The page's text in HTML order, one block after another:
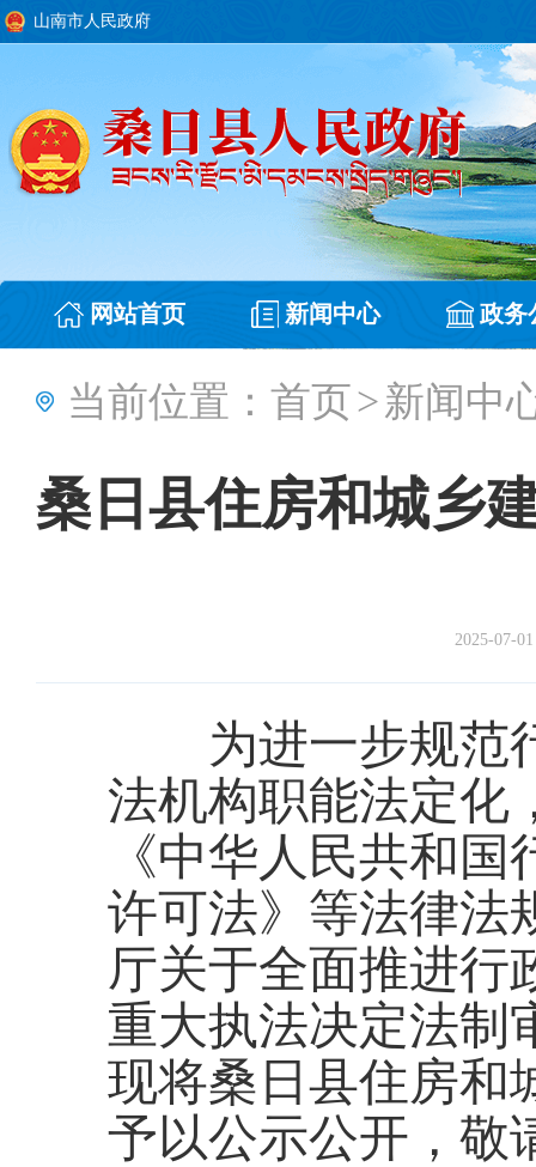
山南市人民政府
网站首页 新闻中心 政务
当前位置： 首页>新闻中
桑日县住房和城乡
2025-07-
为进一步规范行
法机构职能法定化
《中华人民共和
许可法》等法律法
厅关于全面推进行
重大执法决定法制
现将桑日县住房和
予以公示公开，敬